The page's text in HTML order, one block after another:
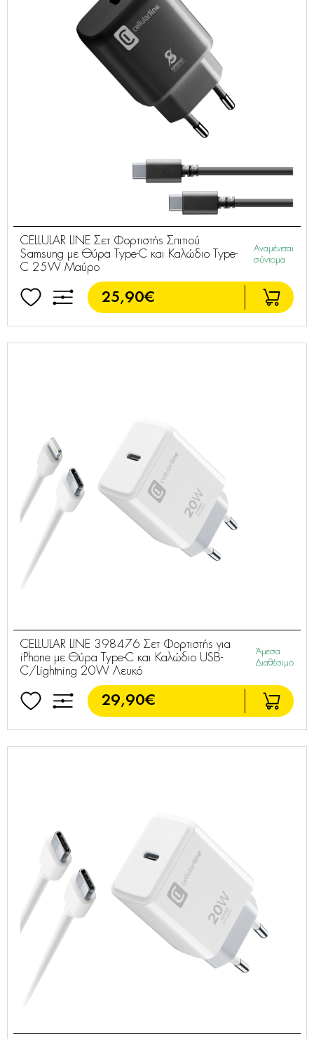
CELLULAR LINE Σετ Φορτιστής Σπιτιού
Samsung με Θύρα Type-C και Καλώδιο Type-
C 25W Μαύρο
Αναμένεται
σύντομα
25,90€
CELLULAR LINE 398476 Σετ Φορτιστής για
iPhone με Θύρα Type-C και Καλώδιο USB-
C/Lightning 20W Λευκό
Άμεσα
Διαθέσιμο
29,90€